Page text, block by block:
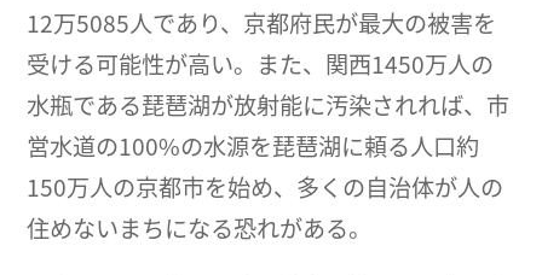
12万5085人であり、京都府民が最大の被害を
受ける可能性が高い。また、関西1450万人の
水瓶である琵琶湖が放射能に汚染されれば、市
営水道の100%の水源を琵琶湖に頼る人口約
150万人の京都市を始め、多くの自治体が人の
住めないまちになる恐れがある。